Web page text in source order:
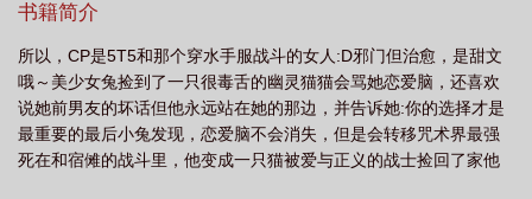
TXT 五条猫猫和他的水手兔子免费阅
子) 五条猫猫和他的水手兔子晋江 五条猫猫和他的水手兔子 木头桩子 笔趣
阁 五条猫猫和他的水手兔子番外百度 五条猫猫和他的水手兔子免费阅读
条猫猫和他的水手兔子 木头桩子 免费 五条猫猫和他的水手兔子作者木头桩
子 五条猫表情包 五条猫猫和他的水手兔子百度 五条猫猫和他的水手兔子番
书籍简介
所以，CP是5T5和那个穿水手服战斗的女人:D邪门但治愈，是甜文
哦～美少女兔捡到了一只很毒舌的幽灵猫猫会骂她恋爱脑，还喜欢
说她前男友的坏话但他永远站在她的那边，并告诉她:你的选择才是
最重要的最后小兔发现，恋爱脑不会消失，但是会转移咒术界最强
死在和宿傩的战斗里，他变成一只猫被爱与正义的战士捡回了家他